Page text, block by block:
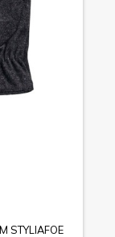
STYLIAFOE